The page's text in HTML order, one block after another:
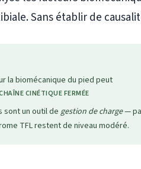
Sans établir de
la biomécanique du pied peut
CINÉTIQUE FERMÉE
sont un outil de gestion de charge—
TFL restent de niveau modéré.